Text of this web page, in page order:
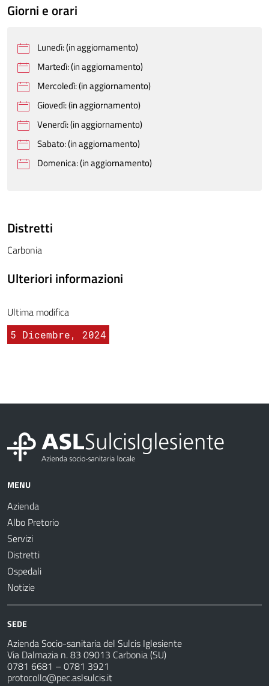
Giorni e orari
Lunedì: (in aggiornamento)
Martedì: (in aggiornamento)
Mercoledì: (in aggiornamento)
Giovedì: (in aggiornamento)
Venerdì: (in aggiornamento)
Sabato: (in aggiornamento)
Domenica: (in aggiornamento)
Distretti
Carbonia
Ulteriori informazioni
Ultima modifica
5 Dicembre, 2024
MENU
Azienda
Albo Pretorio
Servizi
Distretti
Ospedali
Notizie
SEDE
Azienda Socio-sanitaria del Sulcis Iglesiente
Via Dalmazia n. 83 09013 Carbonia (SU)
0781 6681 – 0781 3921
protocollo@pec.aslsulcis.it